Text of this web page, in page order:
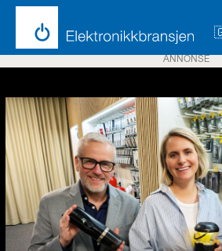
Emne:
housegard
ANNONSE